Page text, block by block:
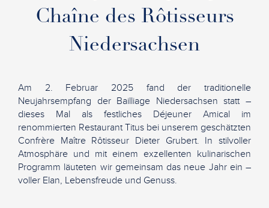
Chaîne des Rôtisseurs
Niedersachsen
Am 2. Februar 2025 fand der traditionelle
Neujahrsempfang der Bailliage Niedersachsen statt –
dieses Mal als festliches Déjeuner Amical im
renommierten Restaurant Titus bei unserem geschätzten
Confrère Maître Rôtisseur Dieter Grubert. In stilvoller
Atmosphäre und mit einem exzellenten kulinarischen
Programm läuteten wir gemeinsam das neue Jahr ein –
voller Elan, Lebensfreude und Genuss.